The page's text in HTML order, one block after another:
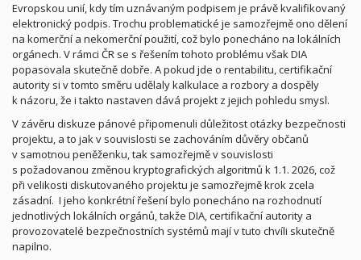
Evropskou unií, kdy tím uznávaným podpisem je právě kvalifikovaný
elektronický podpis. Trochu problematické je samozřejmě ono dělení
na komerční a nekomerční použití, což bylo ponecháno na lokálních
orgánech. V rámci ČR se s řešením tohoto problému však DIA
popasovala skutečně dobře. A pokud jde o rentabilitu, certifikační
autority si v tomto směru udělaly kalkulace a rozbory a dospěly
k názoru, že i takto nastaven dává projekt z jejich pohledu smysl.
V závěru diskuze pánové připomenuli důležitost otázky bezpečnosti
projektu, a to jak v souvislosti se zachováním důvěry občanů
v samotnou peněženku, tak samozřejmě v souvislosti
s požadovanou změnou kryptografických algoritmů k 1.1. 2026, což
při velikosti diskutovaného projektu je samozřejmě krok zcela
zásadní. I jeho konkrétní řešení bylo ponecháno na rozhodnutí
jednotlivých lokálních orgánů, takže DIA, certifikační autority a
provozovatelé bezpečnostních systémů mají v tuto chvíli skutečně
napilno.